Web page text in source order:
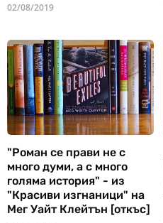
02/08/2019
"Роман се прави не с
много думи, а с много
голяма история" - из
"Красиви изгнаници" на
Мег Уайт Клейтън [откъс]